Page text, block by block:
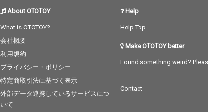
About OTOTOY
What is OTOTOY?
会社概要
利用規約
プライバシー・ポリシー
特定商取引法に基づく表示
外部データ連携しているサービスにつ
いて
Help
Help Top
Make OTOTOY better
Found something weird?
Contact